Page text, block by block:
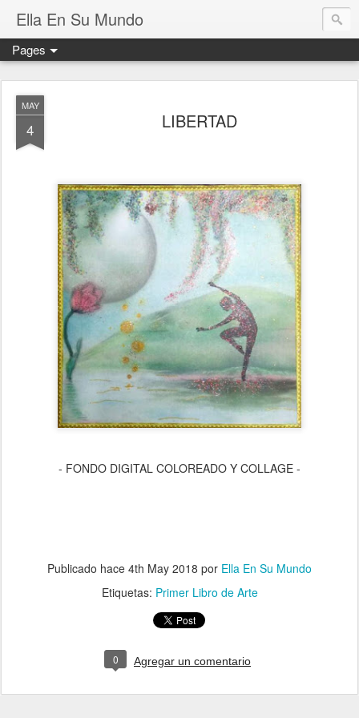
Ella En Su Mundo
Pages
MAY
4 LIBERTAD
- FONDO DIGITAL COLOREADO Y COLLAGE -
Publicado hace 4th May 2018 por Ella En Su Mundo
Etiquetas: Primer Libro de Arte
0 Agregar un comentario